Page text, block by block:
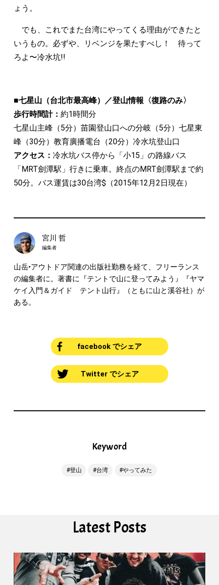
ょう。
でも、これでまた台湾にやってくる理由ができたと
いうもの。必ずや、リベンジを果たすべし！ 待って
ろよ〜冷水坑!!
■七星山（台北市最高峰）／登山情報〈復路のみ〉
歩行時間計： 約1時間分
七星山主峰（5分）苗園登山口への分岐（5分）七星東
峰（30分）教育廣播電台（20分）冷水坑登山口
アクセス： 冷水坑バス停から「小15」の路線バス
「MRT劍潭駅」行きに乗車。終点のMRT劍潭駅まで約
50分。バス運賃は30台湾$（2015年12月2日現在）
宮川 哲
編集者
山岳•アウトドア関連の出版社勤務を経て、フリーランス
の編集者に。著書に『テントで山に登ってみよう』『ヤマ
ケイ入門＆ガイド テント山行』（ともに山と溪谷社）が
ある。
facebook でシェア
Twitter でシェア
Keyword
登山 台湾 やってみた
Latest Posts